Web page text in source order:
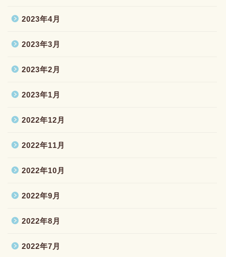
2023年4月
2023年3月
2023年2月
2023年1月
2022年12月
2022年11月
2022年10月
2022年9月
2022年8月
2022年7月